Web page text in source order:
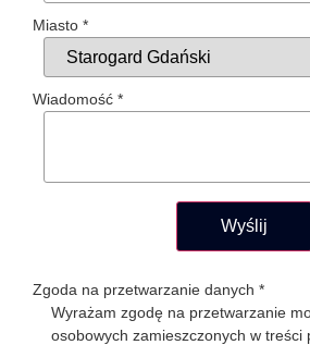
Miasto *
Wiadomość *
Wyślij
Zgoda na przetwarzanie danych *
Wyrażam zgodę na przetwarzanie
osobowych zamieszczonych w treści